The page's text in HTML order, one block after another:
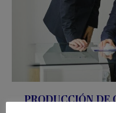
PRODUCCIÓN DE